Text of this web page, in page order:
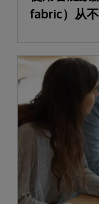
fabric）从